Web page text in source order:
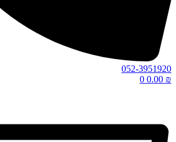
052-3951920
0.00 ₪
0